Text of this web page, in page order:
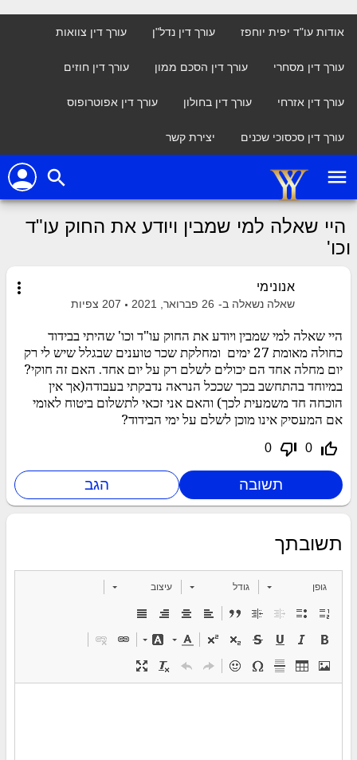
אודות עו"ד יפית יוחפז עורך דין נדל"ן עורך דין צוואות
עורך דין מסחרי עורך דין הסכם ממון עורך דין חוזים
עורך דין אזרחי עורך דין בחולון עורך דין אפוטרופוס
עורך דין סכסוכי שכנים יצירת קשר
menu
search
person
היי שאלה למי שמבין ויודע את החוק עו"ד
וכו'
more_vert אנונימי
שאלה נשאלה ב- 26 פברואר, 2021 207 צפיות
היי שאלה למי שמבין ויודע את החוק עו"ד וכו' שהיתי בבידוד
כחולה מאומת 27 ימים ומחלקת שכר טוענים שבגלל שיש לי רק
יום מחלה אחד הם יכולים לשלם רק על יום אחד. האם זה חוקי?
במיוחד בהתחשב בכך שככל הנראה נדבקתי בעבודה(אך אין
הוכחה חד משמעית לכך) והאם אני זכאי לתשלום ביטוח לאומי
אם המעסיק אינו מוכן לשלם על ימי הבידוד?
thumb_up_off_alt
0
thumb_down_off_alt
0
תשובתך
גופן גודל עיצוב